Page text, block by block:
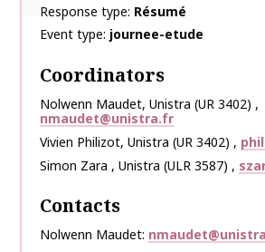
Response type Résumé
Event type journee-etude
Coordinators
Nolwenn Maudet, Unistra (UR 3402) ,
nmaudet@unistra.fr
Vivien Philizot, Unistra (UR 3402) ,
Simon Zara , Unistra (ULR 3587) ,
Contacts
Nolwenn Maudet